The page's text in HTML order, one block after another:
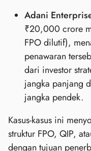
Adani
₹20,000 crore
FPO dilutif),
penawaran
dari investor
jangka panjang
jangka pendek.
Kasus-kasus ini
struktur FPO, QIP,
dengan tujuan